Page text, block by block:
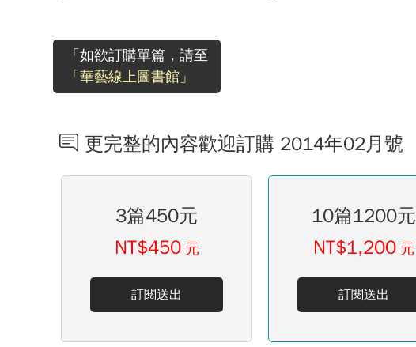
「如欲訂購單篇，請至
「華藝線上圖書館」
更完整的內容歡迎訂購 2014年02月號
3篇450元
NT$450 元
訂閱送出
10篇1200元
NT$1,200 元
訂閱送出